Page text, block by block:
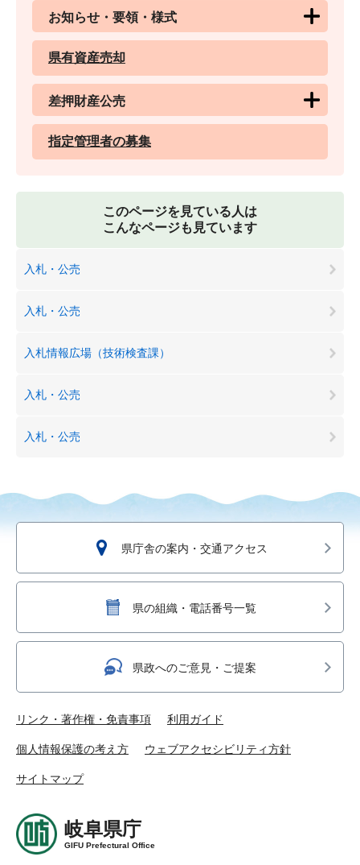
お知らせ・要領・様式
県有資産売却
差押財産公売
指定管理者の募集
このページを見ている人は
こんなページも見ています
入札・公売
入札・公売
入札情報広場（技術検査課）
入札・公売
入札・公売
県庁舎の案内・交通アクセス
県の組織・電話番号一覧
県政へのご意見・ご提案
リンク・著作権・免責事項 利用ガイド
個人情報保護の考え方 ウェブアクセシビリティ方針
サイトマップ
岐阜県庁
GIFU Prefectural Office